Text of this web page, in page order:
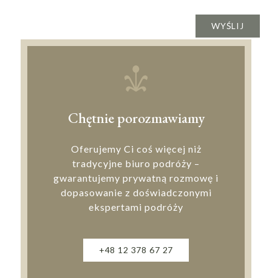
Chętnie porozmawiamy
Oferujemy Ci coś więcej niż
tradycyjne biuro podróży –
gwarantujemy prywatną rozmowę i
dopasowanie z doświadczonymi
ekspertami podróży
+48 12 378 67 27